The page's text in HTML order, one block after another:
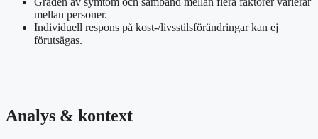
mellan personer.
Individuell respons på kost-/livsstilsförändringar kan ej
förutsägas.
Analys & kontext